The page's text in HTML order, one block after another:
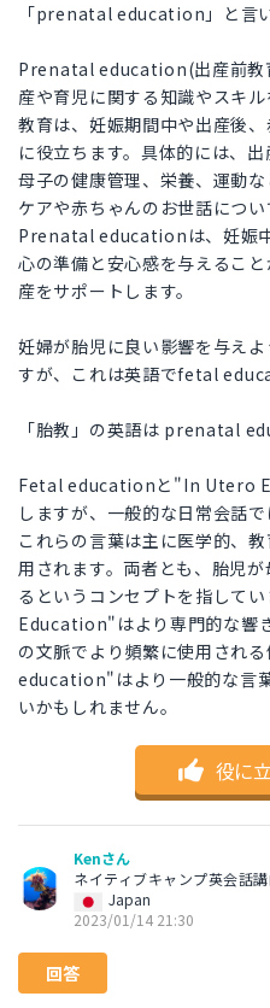
「prenatal education」と言い
Prenatal education(出産前教
産や育児に関する知識やスキ
教育は、妊娠期間中や出産後
に役立ちます。具体的には、
母子の健康管理、栄養、運動
ケアや赤ちゃんのお世話につい
Prenatal educationは、妊娠
心の準備と安心感を与えるこ
産をサポートします。
妊婦が胎児に良い影響を与え
すが、これは英語でfetal
「胎教」の英語は prenatal
Fetal educationと"In Utero
しますが、一般的な日常会話
これらの言葉は主に医学的、
用されます。両者とも、胎児
るというコンセプトを指して
Education"はより専門的な響
の文脈でより頻繁に使用され
education"はより一般的な言
いかもしれません。
役に
Kenさん
ネイティブキャンプ英会話
Japan
2023/01/14 21:30
回答